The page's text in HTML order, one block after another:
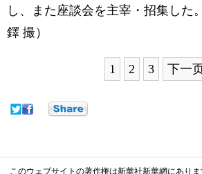
し、また座談会を主宰・招集した
鐸 撮）
1 2 3 下一
このウェブサイトの著作権は新華社新華網にあり